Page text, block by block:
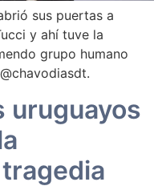
sus puertas a
y ahí tuve la
grupo humano
uruguayos